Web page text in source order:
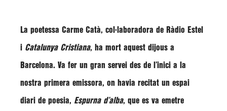
La poetessa Carme Catà, col·laboradora de Ràdio Estel
i Catalunya Cristiana, ha mort aquest dijous a
Barcelona. Va fer un gran servei des de l’inici a la
nostra primera emissora, on havia recitat un espai
diari de poesia, Espurna d’alba, que es va emetre